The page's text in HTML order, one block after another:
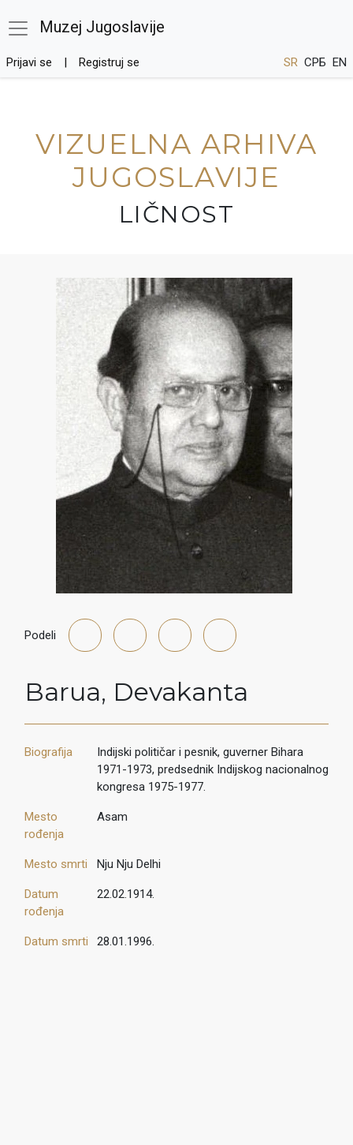
Muzej Jugoslavije
Prijavi se Registruj se SR СРБ EN
VIZUELNA ARHIVA
JUGOSLAVIJE
LIČNOST
Podeli
Barua, Devakanta
Biografija
Indijski političar i pesnik, guverner Bihara
1971-1973, predsednik Indijskog nacionalnog
kongresa 1975-1977.
Mesto
rođenja
Аsam
Mesto smrti Nju Nju Delhi
Datum
rođenja
22.02.1914.
Datum smrti 28.01.1996.